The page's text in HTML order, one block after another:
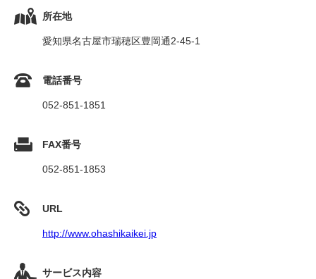
所在地
愛知県名古屋市瑞穂区豊岡通2-45-1
電話番号
052-851-1851
FAX番号
052-851-1853
URL
http://www.ohashikaikei.jp
サービス内容